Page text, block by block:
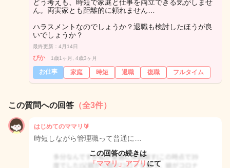
どう考えも、時短で家庭と仕事を両立できる気がしませ
ん。両実家とも距離的に頼れません…
ハラスメントなのでしょうか？退職も検討したほうが良
いでしょうか？
最終更新：4月14日
ぴか 1歳1ヶ月, 4歳3ヶ月
お仕事 家庭 時短 退職 復職 フルタイム
この質問への回答 （全3件）
はじめてのママリ🔰
時短しながら管理職って普通に…
この回答の続きは
「ママリ」アプリ にて